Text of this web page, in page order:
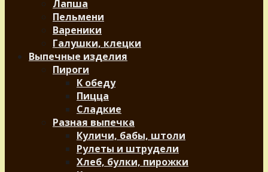
Лапша
Пельмени
Вареники
Галушки, клецки
Выпечные изделия
Пироги
К обеду
Пицца
Сладкие
Разная выпечка
Куличи, бабы, штоли
Рулеты и штрудели
Хлеб, булки, пирожки